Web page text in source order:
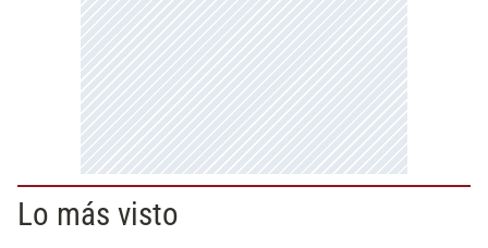
Lo más visto